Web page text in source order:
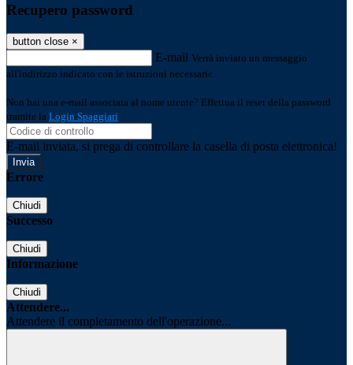
Recupero password
button close ×
E-mail Verrà inviato un messaggio
all'indirizzo indicato con le istruzioni necessarie.
Non hai una e-mail associata al nome utente? Effettua il reset della password
tramite la Login Spaggiari
E-mail inviata, si prega di controllare la casella di posta elettronica!
Errore
Chiudi
Successo
Chiudi
Informazione
Chiudi
Attendere...
Attendere il completamento dell'operazione...